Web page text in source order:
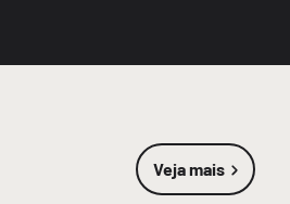
Veja mais
sobre